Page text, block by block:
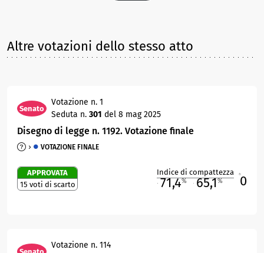
Altre votazioni dello stesso atto
Senato
Votazione n. 1
Seduta n. 301 del 8 mag 2025
Disegno di legge n. 1192. Votazione finale
VOTAZIONE FINALE
APPROVATA
15 voti di scarto
Indice di compattezza
71,4% 65,1% 0
Senato
Votazione n. 114